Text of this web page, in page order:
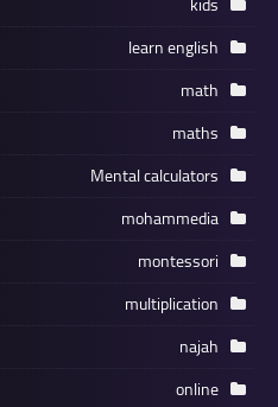
learn english
math
maths
Mental calculators
mohammedia
montessori
multiplication
najah
online